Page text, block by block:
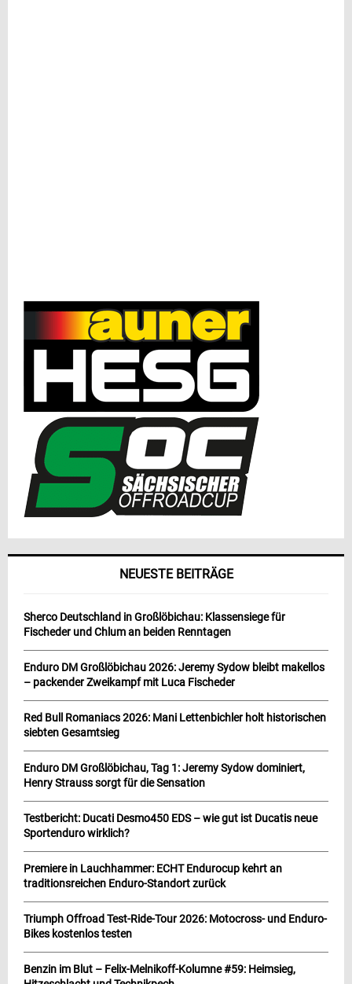
NEUESTE BEITRÄGE
Sherco Deutschland in Großlöbichau: Klassensiege für
Fischeder und Chlum an beiden Renntagen
Enduro DM Großlöbichau 2026: Jeremy Sydow bleibt makellos
– packender Zweikampf mit Luca Fischeder
Red Bull Romaniacs 2026: Mani Lettenbichler holt historischen
siebten Gesamtsieg
Enduro DM Großlöbichau, Tag 1: Jeremy Sydow dominiert,
Henry Strauss sorgt für die Sensation
Testbericht: Ducati Desmo450 EDS – wie gut ist Ducatis neue
Sportenduro wirklich?
Premiere in Lauchhammer: ECHT Endurocup kehrt an
traditionsreichen Enduro-Standort zurück
Triumph Offroad Test-Ride-Tour 2026: Motocross- und Enduro-
Bikes kostenlos testen
Benzin im Blut – Felix-Melnikoff-Kolumne #59: Heimsieg,